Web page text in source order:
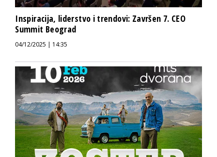
Inspiracija, liderstvo i trendovi: Završen 7. CEO
Summit Beograd
04/12/2025 | 14:35